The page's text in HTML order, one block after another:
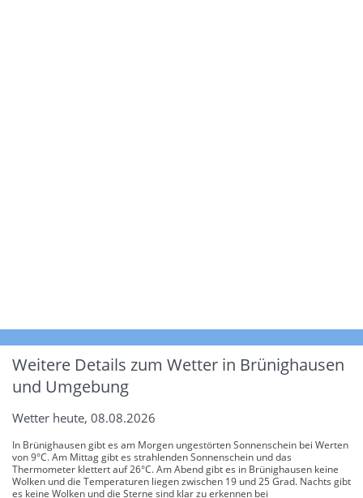
Weitere Details zum Wetter in Brünighausen
und Umgebung
Wetter heute, 08.08.2026
In Brünighausen gibt es am Morgen ungestörten Sonnenschein bei Werten
von 9°C. Am Mittag gibt es strahlenden Sonnenschein und das
Thermometer klettert auf 26°C. Am Abend gibt es in Brünighausen keine
Wolken und die Temperaturen liegen zwischen 19 und 25 Grad. Nachts gibt
es keine Wolken und die Sterne sind klar zu erkennen bei